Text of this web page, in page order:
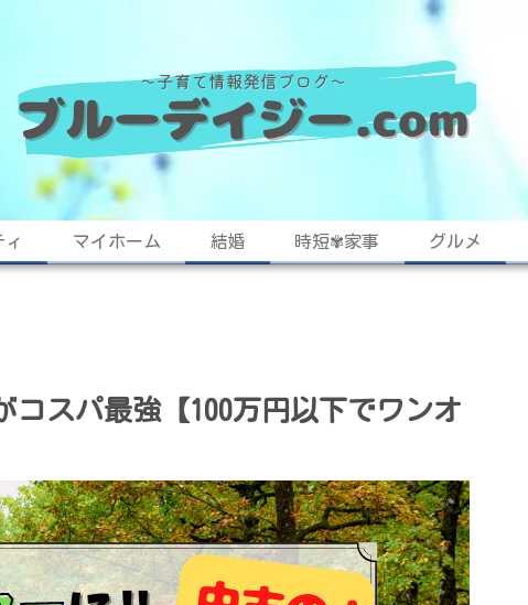
マイホーム 結婚 時短✾家事 グルメ
スパ最強【100万円以下でワンオ